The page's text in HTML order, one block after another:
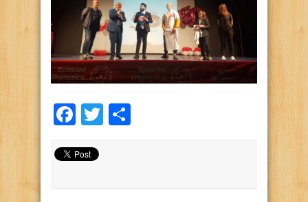
Facebook
Twitter